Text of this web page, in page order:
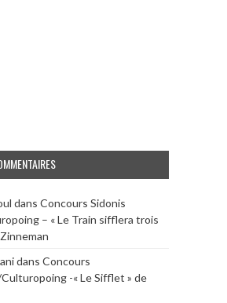
dans Concours Sidonis
– « Le Train sifflera trois
dans Concours
-« Le Sifflet » de